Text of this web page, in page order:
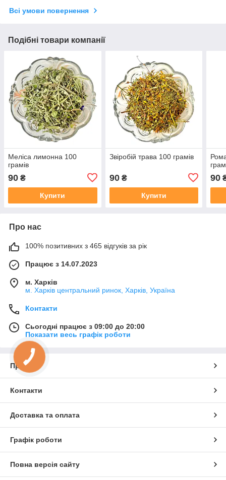
Всі умови повернення
Подібні товари компанії
Меліса лимонна 100
грамів
90 ₴
Купити
Звіробій трава 100 грамів
90₴
Купити
90
Про нас
100% позитивних з 465 відгуків за рік
Працює з 14.07.2023
м. Харків
м. Харків центральний ринок, Харків, Україна
Контакти
Сьогодні працює з 09:00 до 20:00
Показати весь графік роботи
Про нас
Контакти
Доставка та оплата
Графік роботи
Повна версія сайту